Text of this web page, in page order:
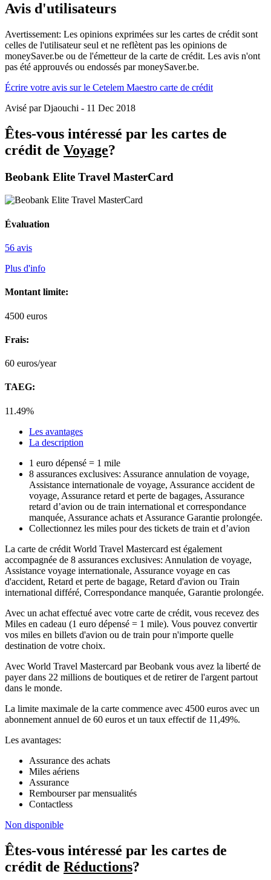
Avis d'utilisateurs
Avertissement: Les opinions exprimées sur les cartes de crédit sont
celles de l'utilisateur seul et ne reflètent pas les opinions de
moneySaver.be ou de l'émetteur de la carte de crédit. Les avis n'ont
pas été approuvés ou endossés par moneySaver.be.
Écrire votre avis sur le Cetelem Maestro carte de crédit
Avisé par Djaouchi - 11 Dec 2018
Êtes-vous intéressé par les cartes de
crédit de Voyage?
Beobank Elite Travel MasterCard
Évaluation
56 avis
Plus d'info
Montant limite:
4500 euros
Frais:
60 euros/year
TAEG:
11.49%
Les avantages
La description
1 euro dépensé = 1 mile
8 assurances exclusives: Assurance annulation de voyage,
Assistance internationale de voyage, Assurance accident de
voyage, Assurance retard et perte de bagages, Assurance
retard d’avion ou de train international et correspondance
manquée, Assurance achats et Assurance Garantie prolongée.
Collectionnez les miles pour des tickets de train et d’avion
La carte de crédit World Travel Mastercard est également
accompagnée de 8 assurances exclusives: Annulation de voyage,
Assistance voyage internationale, Assurance voyage en cas
d'accident, Retard et perte de bagage, Retard d'avion ou Train
international différé, Correspondance manquée, Garantie prolongée.
Avec un achat effectué avec votre carte de crédit, vous recevez des
Miles en cadeau (1 euro dépensé = 1 mile). Vous pouvez convertir
vos miles en billets d'avion ou de train pour n'importe quelle
destination de votre choix.
Avec World Travel Mastercard par Beobank vous avez la liberté de
payer dans 22 millions de boutiques et de retirer de l'argent partout
dans le monde.
La limite maximale de la carte commence avec 4500 euros avec un
abonnement annuel de 60 euros et un taux effectif de 11,49%.
Les avantages:
Assurance des achats
Miles aériens
Assurance
Rembourser par mensualités
Contactless
Non disponible
Êtes-vous intéressé par les cartes de
crédit de Réductions?